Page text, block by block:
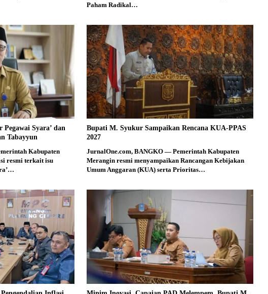
Paham Radikal…
Syara’ dan
Tabayyun
Kabupaten
resmi terkait isu
Bupati M. Syukur Sampaikan Rencana KUA-PPAS
2027
JurnalOne.com, BANGKO — Pemerintah Kabupaten
Merangin resmi menyampaikan Rancangan Kebijakan
Umum Anggaran (KUA) serta Prioritas…